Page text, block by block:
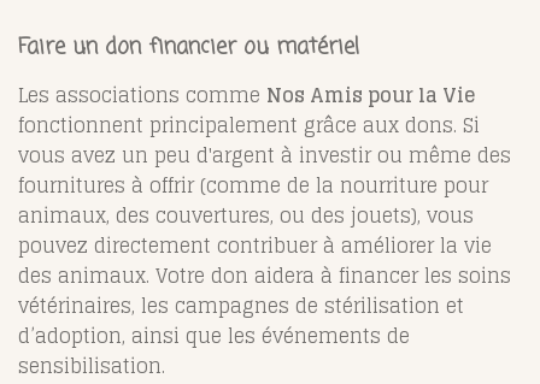
Faire un don financier ou matériel
Les associations comme Nos Amis pour la Vie
fonctionnent principalement grâce aux dons. Si
vous avez un peu d'argent à investir ou même des
fournitures à offrir (comme de la nourriture pour
animaux, des couvertures, ou des jouets), vous
pouvez directement contribuer à améliorer la vie
des animaux. Votre don aidera à financer les soins
vétérinaires, les campagnes de stérilisation et
d’adoption, ainsi que les événements de
sensibilisation.